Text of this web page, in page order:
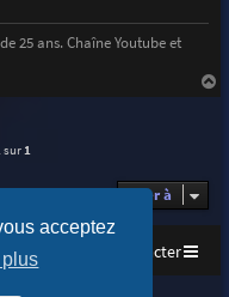
acceptez
25 ans. Chaîne Youtube et
a
sur 1
Aller à
Nous contacter